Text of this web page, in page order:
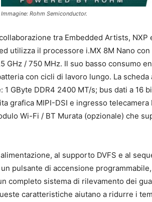
Immagine: Rohm Semiconductor.
tra Embedded Artists, NXP
utilizza il processore i.MX 8M Nano
GHz / 750 MHz. Il suo basso consumo
con cicli di lavoro lungo. La
1 GByte DDR4 2400 MT/s; bus dati a 16
grafica MIPI-DSI e ingresso
Wi-Fi / BT Murata (opzionale) che
al supporto DVFS e al
pulsante di accensione
completo sistema di rilevamento dei
caratteristiche aiutano a ridurre i